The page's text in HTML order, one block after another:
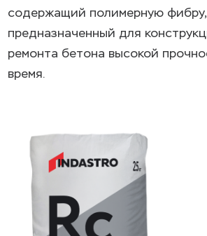
содержащий полимерную фибру,
предназначенный для
ремонта бетона высокой
время.